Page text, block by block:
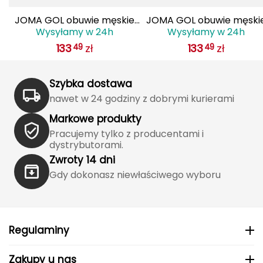
Hanwag
Hydrapak
Hydro Flask
IGLOO
INNY
JOMA GOL obuwie męskie
do piłki nożnej lanki
GOLS2501AG czarne
Wysyłamy w 24h
13349 zł
JOMA GOL obuwie
do piłki nożnej lanki
GOLS2509AG żółte
Wysyłamy w 24h
13349 zł
Szybka dostawa
nawet w 24 godziny z dobrymi kurierami
Markowe produkty
Pracujemy tylko z producentami i
dystrybutorami.
Zwroty 14 dni
Gdy dokonasz niewłaściwego wyboru
Regulaminy
Zakupy u nas